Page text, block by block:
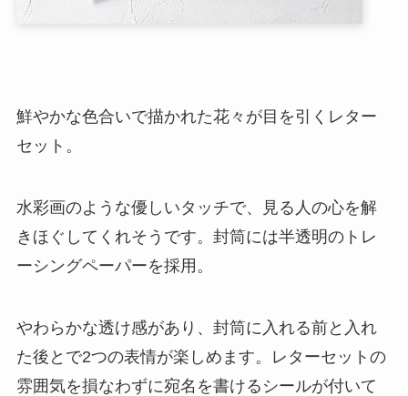
鮮やかな色合いで描かれた花々が目を引くレター
セット。
水彩画のような優しいタッチで、見る人の心を解
きほぐしてくれそうです。封筒には半透明のトレ
ーシングペーパーを採用。
やわらかな透け感があり、封筒に入れる前と入れ
た後とで2つの表情が楽しめます。レターセットの
雰囲気を損なわずに宛名を書けるシールが付いて